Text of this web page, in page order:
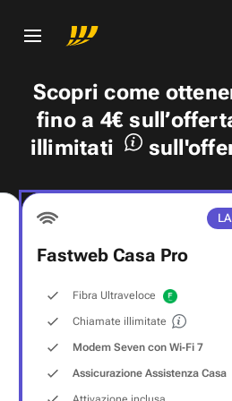
Scopri come
fino a 4€
illimitati
Fastweb Casa Pro
Fibra Ultraveloce
Chiamate illimitate
Modem Seven con Wi‑Fi 7
Assicurazione Assistenza Casa